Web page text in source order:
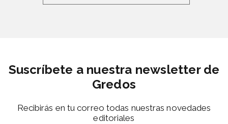
Suscríbete a nuestra newsletter de
Gredos
Recibirás en tu correo todas nuestras novedades
editoriales